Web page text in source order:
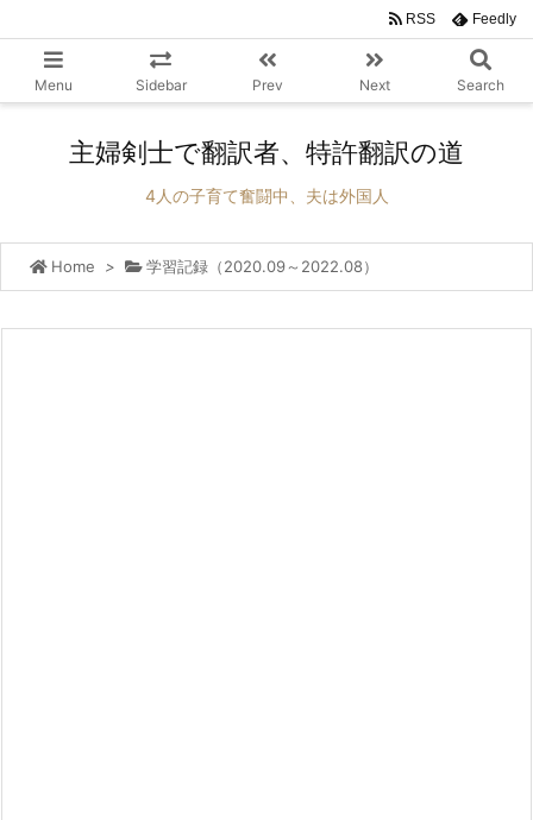
Menu Sidebar Prev Next Search
RSS Feedly
主婦剣士で翻訳者、特許翻訳の道
4人の子育て奮闘中、夫は外国人
Home > 学習記録（2020.09～2022.08）